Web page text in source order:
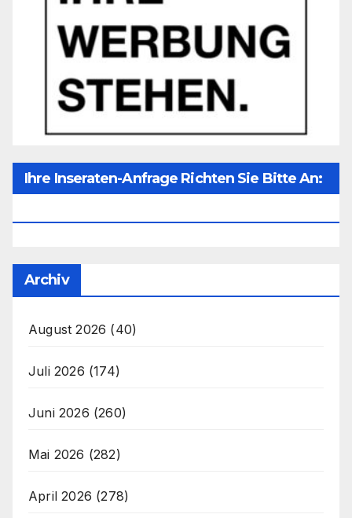
Ihre Inseraten-Anfrage Richten Sie Bitte An:
Archiv
August 2026 (40)
Juli 2026 (174)
Juni 2026 (260)
Mai 2026 (282)
April 2026 (278)